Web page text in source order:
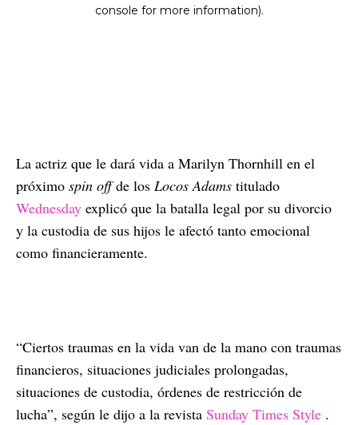
La actriz que le dará vida a Marilyn Thornhill en el
próximo spin offde los Locos Adams titulado
Wednesday explicó que la batalla legal por su divorcio
y la custodia de sus hijos le afectó tanto emocional
como financieramente.
“Ciertos traumas en la vida van de la mano con traumas
financieros, situaciones judiciales prolongadas,
situaciones de custodia, órdenes de restricción de
lucha”, según le dijo a la revista Sunday Times Style .